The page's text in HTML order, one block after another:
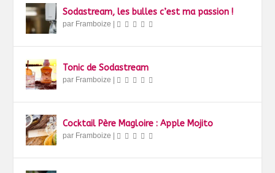
Sodastream, les bulles c’est ma passion !
par Framboize |
Tonic de Sodastream
par Framboize |
Cocktail Père Magloire : Apple Mojito
par Framboize |